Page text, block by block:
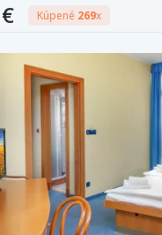
Kúpené 269x